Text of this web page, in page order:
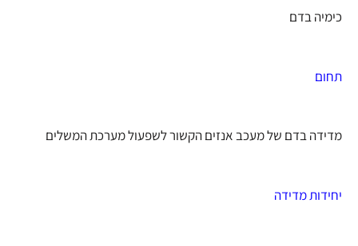
כימיה בדם
תחום
מדידה בדם של מעכב אנזים הקשור לשפעול מערכת המשלים
יחידות מדידה